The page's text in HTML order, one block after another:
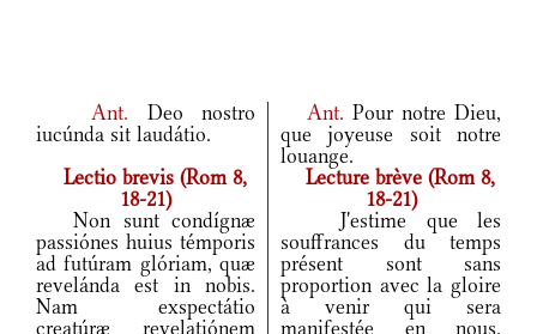
Ant. Deo nostro
iucúnda sit laudátio.
Ant. Pour notre Dieu,
que joyeuse soit notre
louange.
Lectio brevis (Rom 8,
18-21)
Lecture brève (Rom 8,
18-21)
Non sunt condígnæ
passiónes huius témporis
ad futúram glóriam, quæ
revelánda est in nobis.
Nam exspectátio
creatúræ revelatiónem
J'estime que les
souffrances du temps
présent sont sans
proportion avec la gloire
à venir qui sera
manifestée en nous.